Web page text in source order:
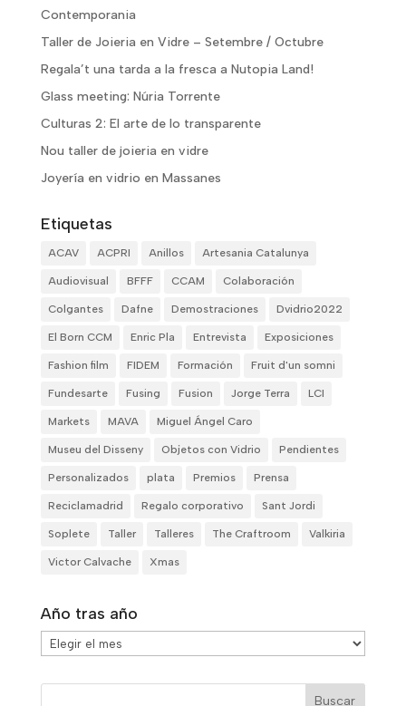
Contemporania
Taller de Joieria en Vidre – Setembre / Octubre
Regala’t una tarda a la fresca a Nutopia Land!
Glass meeting: Núria Torrente
Culturas 2: El arte de lo transparente
Nou taller de joieria en vidre
Joyería en vidrio en Massanes
Etiquetas
ACAV ACPRI Anillos Artesania Catalunya
Audiovisual BFFF CCAM Colaboración
Colgantes Dafne Demostraciones Dvidrio2022
El Born CCM Enric Pla Entrevista Exposiciones
Fashion film FIDEM Formación Fruit d'un somni
Fundesarte Fusing Fusion Jorge Terra LCI
Markets MAVA Miguel Ángel Caro
Museu del Disseny Objetos con Vidrio Pendientes
Personalizados plata Premios Prensa
Reciclamadrid Regalo corporativo Sant Jordi
Soplete Taller Talleres The Craftroom Valkiria
Victor Calvache Xmas
Año tras año
Año
tras
año